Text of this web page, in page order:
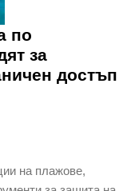
по
за
достъп
на плажове,